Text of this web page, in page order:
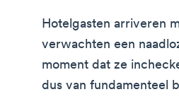
Hotelgasten arriveren
verwachten een
moment dat ze
dus van fundamenteel